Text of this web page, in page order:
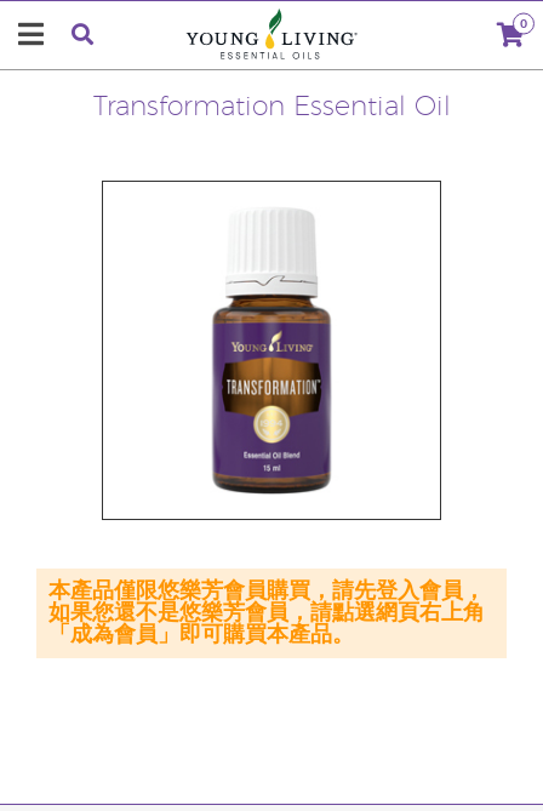
0
Transformation Essential Oil
本產品僅限悠樂芳會員購買，請先登入會員，
如果您還不是悠樂芳會員，請點選網頁右上角
「成為會員」即可購買本產品。